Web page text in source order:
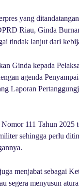
yang
Riau, Ginda
tindak lanjut dari
Ginda kepada
agenda
Laporan
111 Tahun 2025
sehingga perlu
menjabat sebagai
segera menyusun